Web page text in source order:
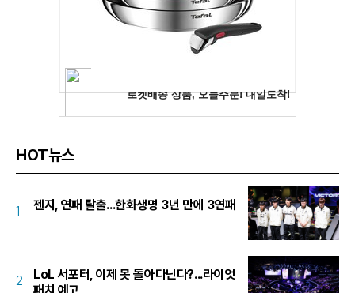
HOT뉴스
1 젠지, 연패 탈출...한화생명 3년 만에 3연패
2
LoL 서포터, 이제 못 돌아다닌다?...라이엇